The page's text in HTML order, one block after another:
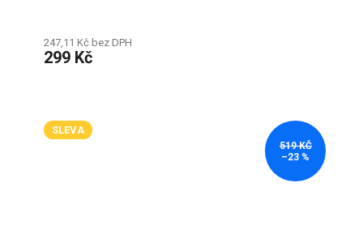
247,11 Kč bez DPH
299 Kč
SLEVA
519 KČ
–23 %